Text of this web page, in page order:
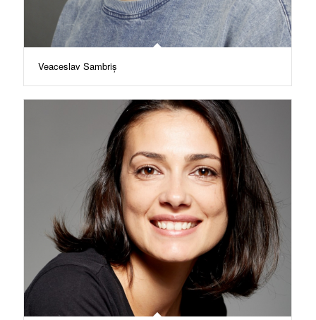
Veaceslav Sambriș